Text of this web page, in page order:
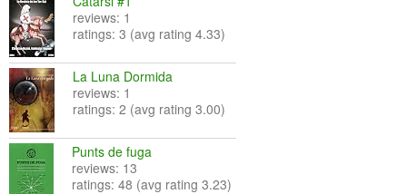
reviews: 1
ratings: 3 (avg rating 4.33)
La Luna Dormida
reviews: 1
ratings: 2 (avg rating 3.00)
Punts de fuga
reviews: 13
ratings: 48 (avg rating 3.23)